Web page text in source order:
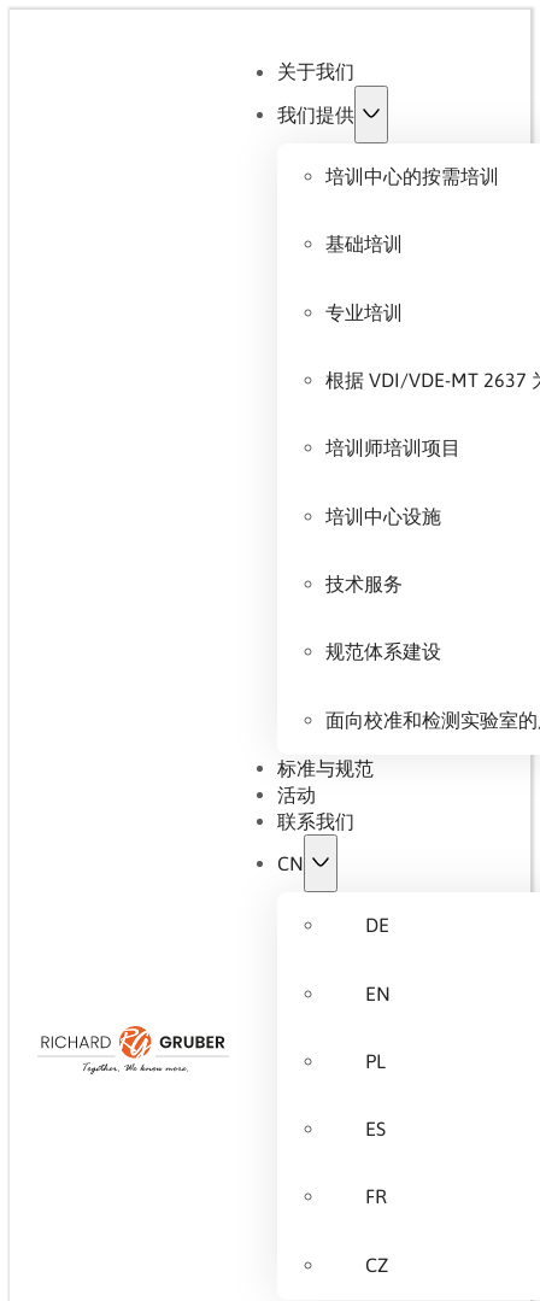
关于我们
我们提供
培训中心的按需培训
基础培训
专业培训
根据 VDI/VDE-MT 2637
培训师培训项目
培训中心设施
技术服务
规范体系建设
面向校准和检测实验室
标准与规范
活动
联系我们
CN
DE
EN
PL
ES
FR
CZ